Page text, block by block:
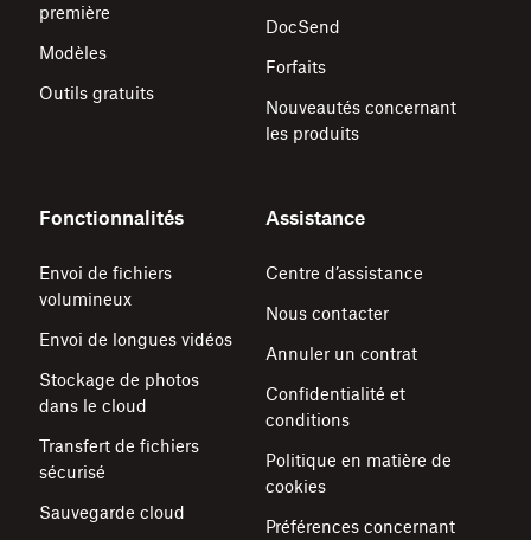
première
Modèles
Outils gratuits
DocSend
Forfaits
Nouveautés concernant
les produits
Fonctionnalités
Envoi de fichiers
volumineux
Envoi de longues vidéos
Stockage de photos
dans le cloud
Transfert de fichiers
sécurisé
Sauvegarde cloud
Assistance
Centre d’assistance
Nous contacter
Annuler un contrat
Confidentialité et
conditions
Politique en matière de
cookies
Préférences concernant